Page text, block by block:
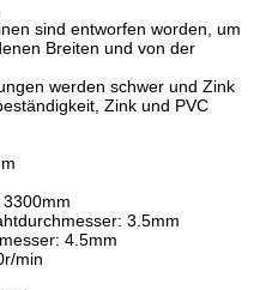
sind entworfen worden, um
Breiten und von der
werden schwer und Zink
Zink und PVC
3.5mm
4.5mm
min